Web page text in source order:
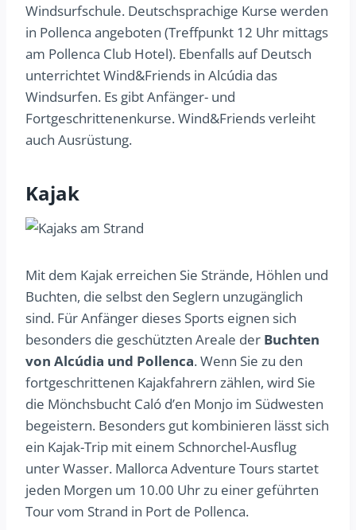
Windsurfschule. Deutschsprachige Kurse werden
in Pollenca angeboten (Treffpunkt 12 Uhr mittags
am Pollenca Club Hotel). Ebenfalls auf Deutsch
unterrichtet Wind&Friends in Alcúdia das
Windsurfen. Es gibt Anfänger- und
Fortgeschrittenenkurse. Wind&Friends verleiht
auch Ausrüstung.
Kajak
Mit dem Kajak erreichen Sie Strände, Höhlen und
Buchten, die selbst den Seglern unzugänglich
sind. Für Anfänger dieses Sports eignen sich
besonders die geschützten Areale der Buchten
von Alcúdia und Pollenca. Wenn Sie zu den
fortgeschrittenen Kajakfahrern zählen, wird Sie
die Mönchsbucht Caló d’en Monjo im Südwesten
begeistern. Besonders gut kombinieren lässt sich
ein Kajak-Trip mit einem Schnorchel-Ausflug
unter Wasser. Mallorca Adventure Tours startet
jeden Morgen um 10.00 Uhr zu einer geführten
Tour vom Strand in Port de Pollenca.